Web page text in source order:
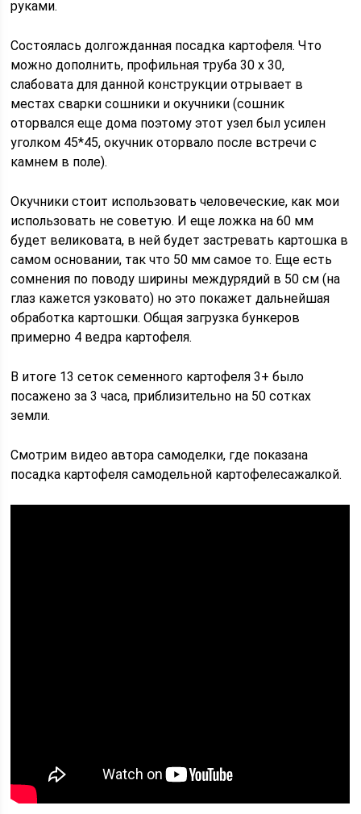
руками.
Состоялась долгожданная посадка картофеля. Что
можно дополнить, профильная труба 30 х 30,
слабовата для данной конструкции отрывает в
местах сварки сошники и окучники (сошник
оторвался еще дома поэтому этот узел был усилен
уголком 45*45, окучник оторвало после встречи с
камнем в поле).
Окучники стоит использовать человеческие, как мои
использовать не советую. И еще ложка на 60 мм
будет великовата, в ней будет застревать картошка в
самом основании, так что 50 мм самое то. Еще есть
сомнения по поводу ширины междурядий в 50 см (на
глаз кажется узковато) но это покажет дальнейшая
обработка картошки. Общая загрузка бункеров
примерно 4 ведра картофеля.
В итоге 13 сеток семенного картофеля 3+ было
посажено за 3 часа, приблизительно на 50 сотках
земли.
Смотрим видео автора самоделки, где показана
посадка картофеля самодельной картофелесажалкой.